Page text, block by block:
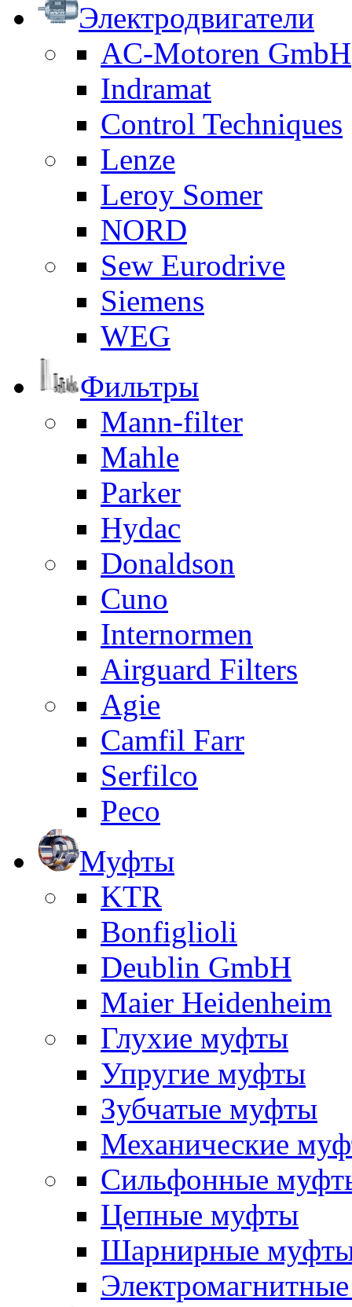
Электродвигатели
AC-Motoren GmbH
Indramat
Control Techniques
Lenze
Leroy Somer
NORD
Sew Eurodrive
Siemens
WEG
Фильтры
Mann-filter
Mahle
Parker
Hydac
Donaldson
Cuno
Internormen
Airguard Filters
Agie
Camfil Farr
Serfilco
Peco
Муфты
KTR
Bonfiglioli
Deublin GmbH
Maier Heidenheim
Глухие муфты
Упругие муфты
Зубчатые муфты
Механические
Сильфонные
Цепные муфты
Шарнирные